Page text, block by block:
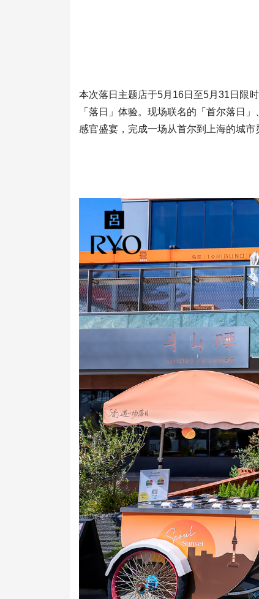
本次落日主题店于5月16日至5月31日限
「落日」体验。现场联名的「首尔落日
感官盛宴，完成一场从首尔到上海的城市